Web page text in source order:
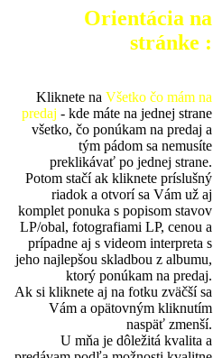
Orientácia na
stránke :
Kliknete na Všetko čo mám na
predaj - kde máte na jednej strane
všetko, čo ponúkam na predaj a
tým pádom sa nemusíte
preklikávať po jednej strane.
Potom stačí ak kliknete príslušný
riadok a otvorí sa Vám už aj
komplet ponuka s popisom stavov
LP/obal, fotografiami LP, cenou a
prípadne aj s videom interpreta s
jeho najlepšou skladbou z albumu,
ktorý ponúkam na predaj.
Ak si kliknete aj na fotku zväčší sa
Vám a opätovným kliknutím
naspäť zmenší.
U mňa je dôležitá kvalita a